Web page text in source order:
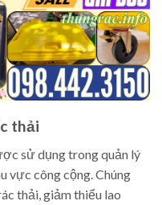
thải
sử dụng trong quản lý
vực công cộng. Chúng
thải, giảm thiểu lao